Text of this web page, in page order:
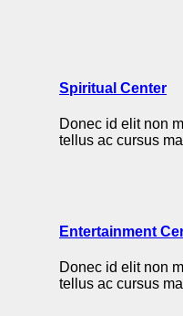
Spiritual Center
Donec id elit non
tellus ac cursus
Entertainment
Donec id elit non
tellus ac cursus